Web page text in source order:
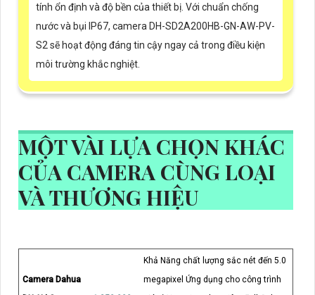
tính ổn định và độ bền của thiết bị. Với chuẩn chống
nước và bụi IP67, camera DH-SD2A200HB-GN-AW-PV-
S2 sẽ hoạt động đáng tin cậy ngay cả trong điều kiện
môi trường khắc nghiệt.
MỘT VÀI LỰA CHỌN KHÁC
CỦA CAMERA CÙNG LOẠI
VÀ THƯƠNG HIỆU
Camera Dahua
Khả Năng chất lượng sắc nét đến 5.0
megapixel Ứng dụng cho công trình